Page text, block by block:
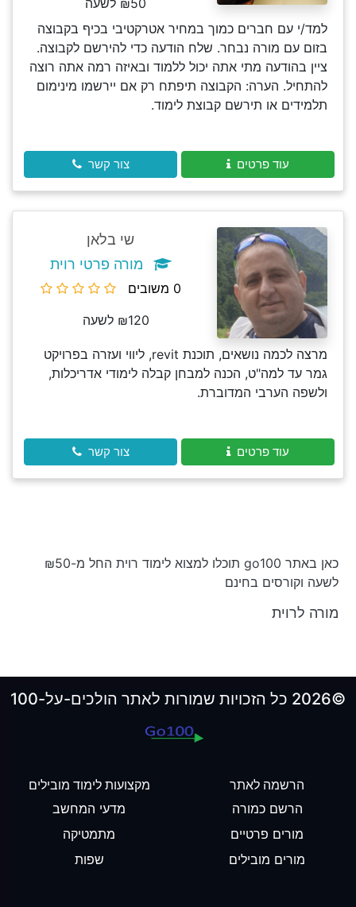
₪50 לשעה
למד/י עם חברים כמוך במחיר אטרקטיבי בכיף בקבוצה
בזום עם מורה נבחר. שלח הודעה כדי להירשם לקבוצה.
ציין בהודעה מתי אתה יכול ללמוד ובאיזה רמה אתה רוצה
להתחיל. הערה: הקבוצה תיפתח רק אם יירשמו מינימום
תלמידים או תירשם קבוצת לימוד.
עוד פרטים צור קשר
שי בלאן
מורה פרטי רוית
0 משובים
₪120 לשעה
מרצה לכמה נושאים, תוכנת revit, ליווי ועזרה בפרויקט
גמר עד למה"ט, הכנה למבחן קבלה לימודי אדריכלות,
ולשפה הערבי המדוברת.
עוד פרטים צור קשר
כאן באתר go100 תוכלו למצוא לימוד רוית החל מ-₪50
לשעה וקורסים בחינם
מורה לרוית
©2026 כל הזכויות שמורות לאתר הולכים-על-100
הרשמה לאתר
הרשם כמורה
מורים פרטיים
מורים מובילים
מקצועות לימוד מובילים
מדעי המחשב
מתמטיקה
שפות